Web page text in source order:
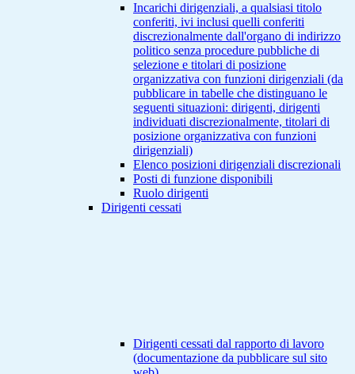
Incarichi dirigenziali, a qualsiasi titolo
conferiti, ivi inclusi quelli conferiti
discrezionalmente dall'organo di indirizzo
politico senza procedure pubbliche di
selezione e titolari di posizione
organizzativa con funzioni dirigenziali (da
pubblicare in tabelle che distinguano le
seguenti situazioni: dirigenti, dirigenti
individuati discrezionalmente, titolari di
posizione organizzativa con funzioni
dirigenziali)
Elenco posizioni dirigenziali discrezionali
Posti di funzione disponibili
Ruolo dirigenti
Dirigenti cessati
Dirigenti cessati dal rapporto di lavoro
(documentazione da pubblicare sul sito